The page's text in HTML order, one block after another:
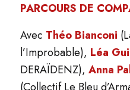
PARCOURS DE
Avec Théo Bianconi
l’Improbable), Léa
DERAÏDENZ), Anna